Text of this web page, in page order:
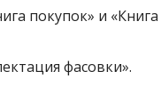
покупок» и «Книга
фасовки».